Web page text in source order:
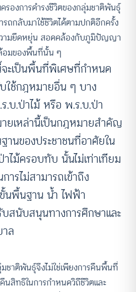
รองการดำรงชีวิตของกลุ่มชาติพันธุ์
ถกลับมาใช้ชีวิตได้ตามปกติอีกครั้ง
ามยืดหยุ่น สอดคล้องกับภูมิปัญญา
อมของพื้นที่นั้น ๆ
ะเป็นพื้นที่พิเศษที่กำหนด
ใช้กฎหมายอื่น ๆ บาง
.บ.ป่าไม้ หรือ พ.ร.บ.ป่า
ยเหล่านี้เป็นกฎหมายสำคัญ
นของประชาชนที่อาศัยใน
ม้ครอบทับ นั้นไม่เท่าเทียม
รไม่สามารถเข้าถึง
นพื้นฐาน น้ำ ไฟฟ้า
บสนับสนุนทางการศึกษาและ
ล
าติพันธุ์จึงไม่ใช่เพียงการคืนพื้นที่
นสิทธิในการกำหนดวิถีชีวิตและ